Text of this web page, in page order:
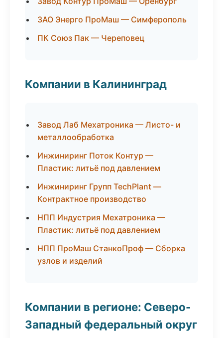
ЗАО Энерго ПроМаш — Симферополь
ПК Союз Пак — Череповец
Компании в Калининград
Завод Лаб Мехатроника — Листо- и
металлообработка
Инжиниринг Поток Контур —
Пластик: литьё под давлением
Инжиниринг Групп TechPlant —
Контрактное производство
НПП Индустрия Мехатроника —
Пластик: литьё под давлением
НПП ПроМаш СтанкоПроф — Сборка
узлов и изделий
Компании в регионе: Северо-
Западный федеральный округ